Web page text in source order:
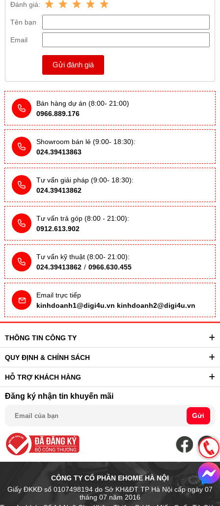
Đánh giá:
Tên bạn
Email
Gửi đánh giá
Bán hàng dự án (8:00- 21:00)
0966.889.176
Showroom bán lẻ (9:00- 18:30):
024.39413863
Tư vấn giải pháp (9:00- 18:30):
024.39413862
Tư vấn trả góp (8:00 - 21:00):
0912.613.902
Tư vấn kỹ thuật (8:00- 21:00):
024.39413862 / 0966.630.455
Email trực tiếp
kinhdoanh1@digi4u.vn kinhdoanh2@digi4u.vn
THÔNG TIN CÔNG TY
QUY ĐỊNH & CHÍNH SÁCH
HỖ TRỢ KHÁCH HÀNG
Đăng ký nhận tin khuyến mãi
Gửi
CÔNG TY CỔ PHẦN EHOME HÀ NỘI
Giấy ĐKKĐ số 0107498194 do Sở KH&ĐT TP Hà Nội cấp ngày 07
tháng 07 năm 2016